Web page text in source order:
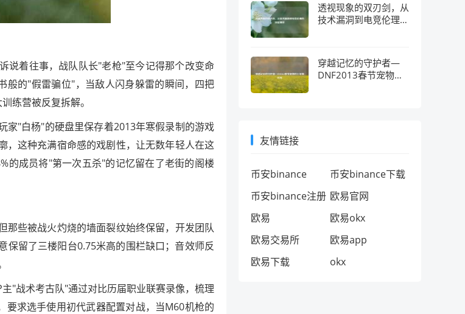
说着往事，战队队长"老枪"至今记得那个改变命
般的"假雷骗位"，当敌人闪身躲雷的瞬间，四把
练营被反复拆解。
家"白杨"的硬盘里保存着2013年寒假录制的游戏
，这种充满宿命感的戏剧性，让无数年轻人在这
的成员将"第一次五杀"的记忆留在了老街的阁楼
些被战火灼烧的墙面裂纹始终保留，开发团队
保留了三楼阳台0.75米高的围栏缺口；音效师反
"战术考古队"通过对比历届职业联赛录像，梳理
求选手使用初代武器配置对战，当M60机枪的
透视现象的双刃剑，从
技术漏洞到电竞伦理的
穿越记忆的守护者—
DNF2013春节宠物的
友情链接
币安binance
币安binance下载
币安binance注册 欧易官网
欧易
欧易okx
欧易交易所
欧易app
欧易下载
okx